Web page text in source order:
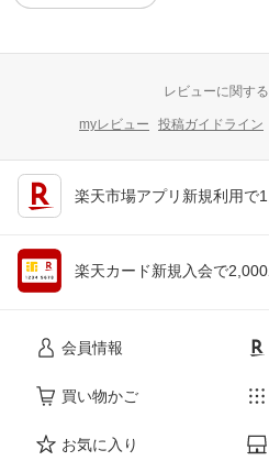
レビューに関す
myレビュー 投稿ガイドライン
楽天市場アプリ新規利用で
楽天カード新規入会で
会員情報
買い物かご
お気に入り